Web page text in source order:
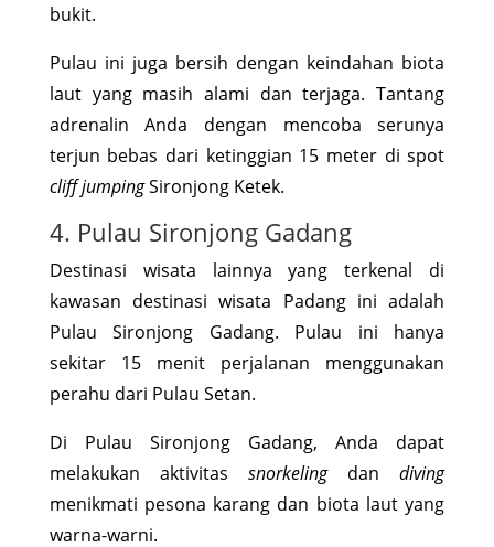
bukit.
Pulau ini juga bersih dengan keindahan biota
laut yang masih alami dan terjaga. Tantang
adrenalin Anda dengan mencoba serunya
terjun bebas dari ketinggian 15 meter di spot
cliff jumpingSironjong Ketek.
4. Pulau Sironjong Gadang
Destinasi wisata lainnya yang terkenal di
kawasan destinasi wisata Padang ini adalah
Pulau Sironjong Gadang. Pulau ini hanya
sekitar 15 menit perjalanan menggunakan
perahu dari Pulau Setan.
Di Pulau Sironjong Gadang, Anda dapat
melakukan aktivitas snorkelingdandiving
menikmati pesona karang dan biota laut yang
warna-warni.